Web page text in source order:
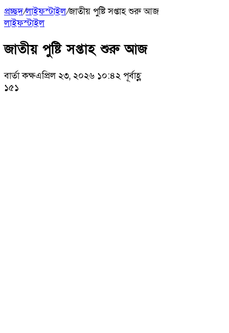
প্রচ্ছদ/লাইফস্টাইল/জাতীয় পুষ্টি সপ্তাহ শুরু আজ
লাইফস্টাইল
জাতীয় পুষ্টি সপ্তাহ শুরু আজ
বার্তা কক্ষএপ্রিল ২৩, ২০২৬ ১০:৪২ পূর্বাহ্ণ
১৫১